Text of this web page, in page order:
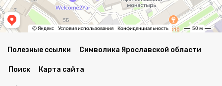
Полезные ссылки Символика Ярославской области
Поиск Карта сайта